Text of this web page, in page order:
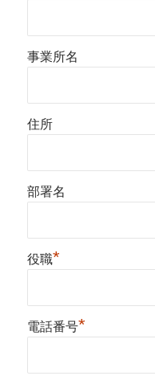
事業所名
住所
部署名
役職*
電話番号*